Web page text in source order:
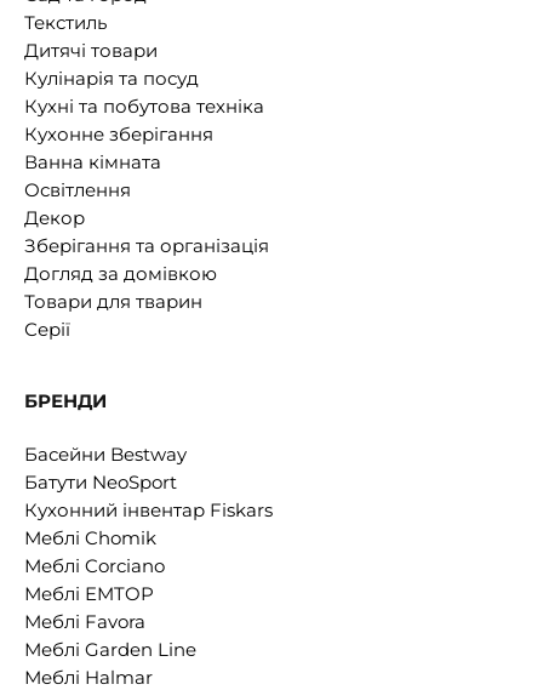
Текстиль
Дитячі товари
Кулінарія та посуд
Кухні та побутова техніка
Кухонне зберігання
Ванна кімната
Освітлення
Декор
Зберігання та організація
Догляд за домівкою
Товари для тварин
Серії
БРЕНДИ
Басейни Bestway
Батути NeoSport
Кухонний інвентар Fiskars
Меблі Chomik
Меблі Corciano
Меблі EMTOP
Меблі Favora
Меблі Garden Line
Меблі Halmar